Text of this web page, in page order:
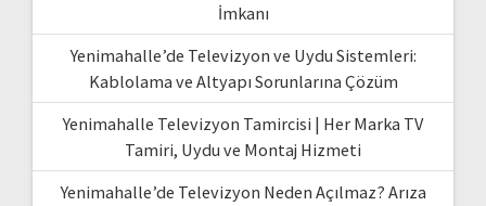
İmkanı
Yenimahalle’de Televizyon ve Uydu Sistemleri:
Kablolama ve Altyapı Sorunlarına Çözüm
Yenimahalle Televizyon Tamircisi | Her Marka TV
Tamiri, Uydu ve Montaj Hizmeti
Yenimahalle’de Televizyon Neden Açılmaz? Arıza